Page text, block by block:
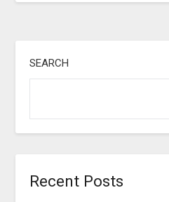
SEARCH
Recent Posts